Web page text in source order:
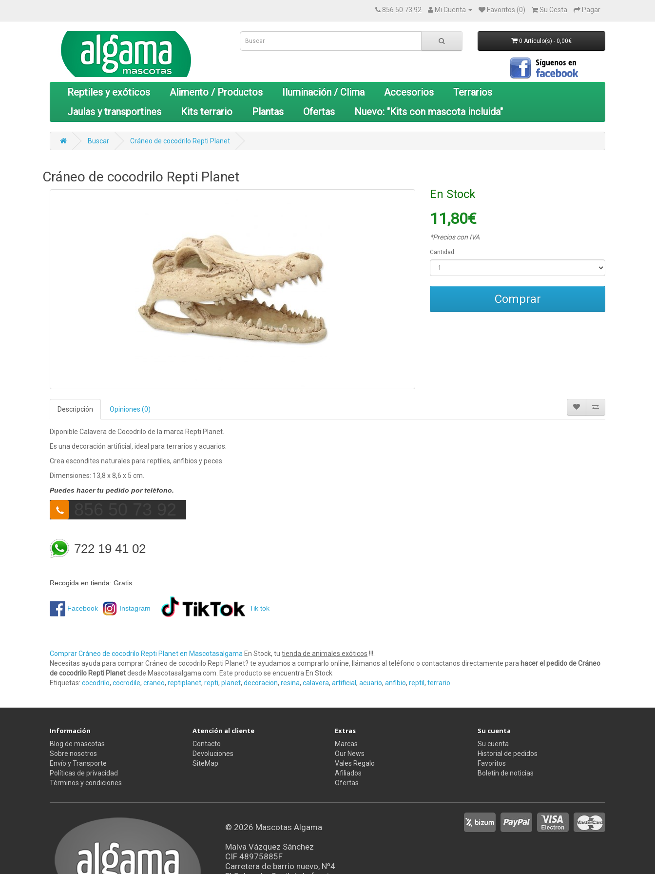
856 50 73 92 Mi Cuenta Favoritos (0) Su Cesta Pagar
0 Artículo(s) - 0,00€
Reptiles y exóticos Alimento / Productos Iluminación / Clima Accesorios
Terrarios
Jaulas y transportines
Kits terrario Plantas Ofertas Nuevo: "Kits con mascota incluida"
Buscar Cráneo de cocodrilo Repti Planet
Cráneo de cocodrilo Repti Planet
En Stock
11,80€
*Precios con IVA
Cantidad:
Comprar
Descripción Opiniones (0)
Diponible Calavera de Cocodrilo de la marca Repti Planet.
Es una decoración artificial, ideal para terrarios y acuarios.
Crea escondites naturales para reptiles, anfibios y peces.
Dimensiones: 13,8 x 8,6 x 5 cm.
Puedes hacer tu pedido por teléfono.
722 19 41 02
Recogida en tienda: Gratis.
Facebook Instagram Tik tok
Comprar Cráneo de cocodrilo Repti Planet en Mascotasalgama En Stock, tu tienda de animales exóticos !!!.
Necesitas ayuda para comprar Cráneo de cocodrilo Repti Planet? te ayudamos a comprarlo online, llámanos al teléfono o contactanos directamente para hacer el pedido de Cráneo
de cocodrilo Repti Planetdesde Mascotasalgama.com. Este producto se encuentra En Stock
Etiquetas: cocodrilo, cocrodile, craneo, reptiplanet, repti, planet, decoracion, resina, calavera, artificial, acuario, anfibio, reptil , terrario
Información
Blog de mascotas
Sobre nosotros
Envío y Transporte
Políticas de privacidad
Términos y condiciones
Atención al cliente
Contacto
Devoluciones
SiteMap
Extras
Marcas
Our News
Vales Regalo
Afiliados
Ofertas
Su cuenta
Su cuenta
Historial de pedidos
Favoritos
Boletín de noticias
© 2026 Mascotas Algama
Malva Vázquez Sánchez
CIF 48975885F
Carretera de barrio nuevo, Nº4